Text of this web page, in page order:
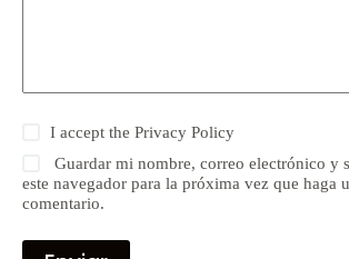
I accept thePrivacy Policy
Guardar mi nombre, correo electrónico y
este navegador para la próxima vez que haga
comentario.